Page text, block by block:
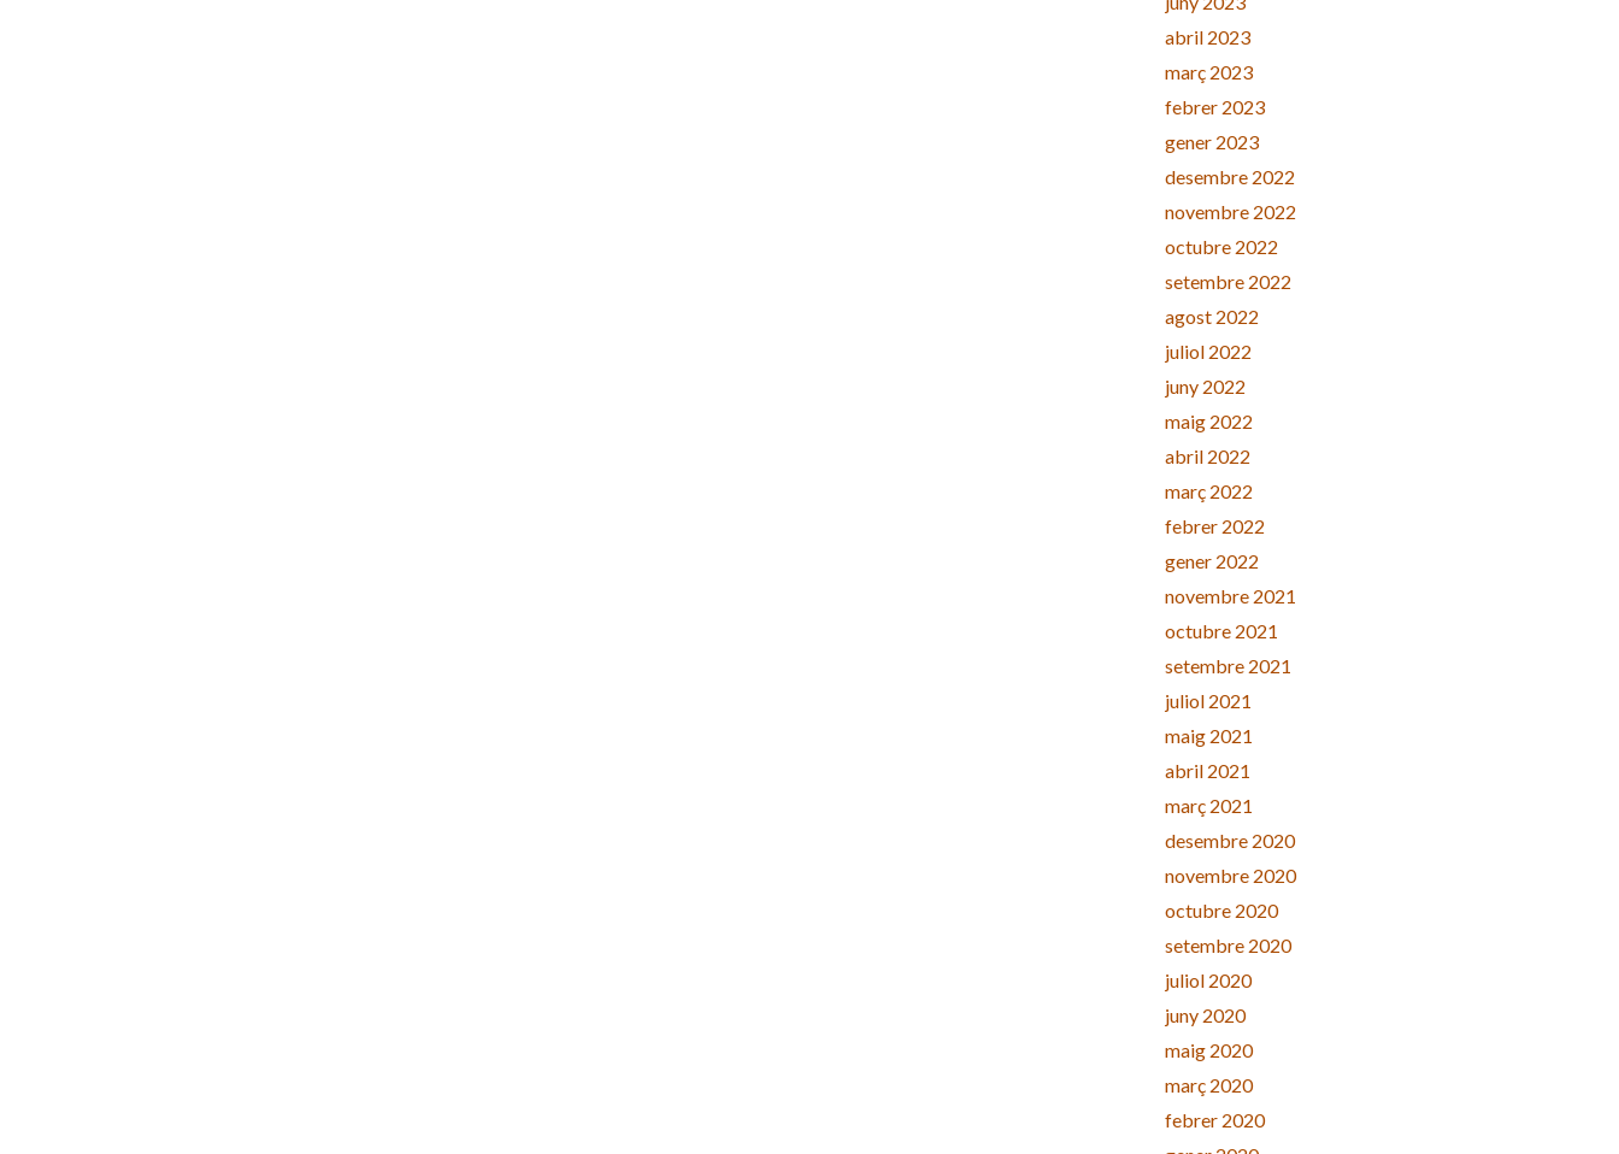
abril 2023
març 2023
febrer 2023
gener 2023
desembre 2022
novembre 2022
octubre 2022
setembre 2022
agost 2022
juliol 2022
juny 2022
maig 2022
abril 2022
març 2022
febrer 2022
gener 2022
novembre 2021
octubre 2021
setembre 2021
juliol 2021
maig 2021
abril 2021
març 2021
desembre 2020
novembre 2020
octubre 2020
setembre 2020
juliol 2020
juny 2020
maig 2020
març 2020
febrer 2020